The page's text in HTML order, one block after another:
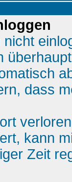
dass
kann
Zeit